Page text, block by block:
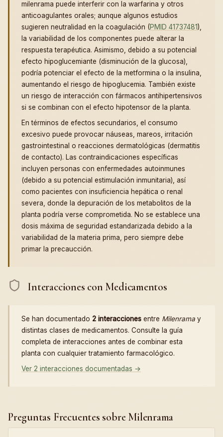
milenrama puede interferir con la warfarina y otros
anticoagulantes orales; aunque algunos estudios
sugieren neutralidad en la coagulación (PMID 41737481),
la variabilidad de los componentes puede alterar la
respuesta terapéutica. Asimismo, debido a su potencial
efecto hipoglucemiante (disminución de la glucosa),
podría potenciar el efecto de la metformina o la insulina,
aumentando el riesgo de hipoglucemia. También existe
un riesgo de interacción con fármacos antihipertensivos
si se combinan con el efecto hipotensor de la planta.
En términos de efectos secundarios, el consumo
excesivo puede provocar náuseas, mareos, irritación
gastrointestinal o reacciones dermatológicas (dermatitis
de contacto). Las contraindicaciones específicas
incluyen personas con enfermedades autoinmunes
(debido a su potencial estimulación inmunitaria), así
como pacientes con insuficiencia hepática o renal
severa, donde la depuración de los metabolitos de la
planta podría verse comprometida. No se establece una
dosis máxima de seguridad estandarizada debido a la
variabilidad de la materia prima, pero siempre debe
primar la precaucción.
Interacciones con Medicamentos
Se han documentado 2 interacciones entre Milenrama y
distintas clases de medicamentos. Consulte la guía
completa de interacciones antes de combinar esta
planta con cualquier tratamiento farmacológico.
Ver 2 interacciones documentadas →
Preguntas Frecuentes sobre Milenrama